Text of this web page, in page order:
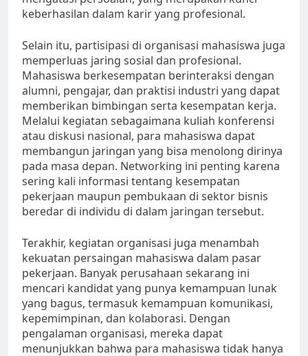
keberhasilan dalam karir yang profesional.
Selain itu, partisipasi di organisasi mahasiswa juga
memperluas jaring sosial dan profesional.
Mahasiswa berkesempatan berinteraksi dengan
alumni, pengajar, dan praktisi industri yang dapat
memberikan bimbingan serta kesempatan kerja.
Melalui kegiatan sebagaimana kuliah konferensi
atau diskusi nasional, para mahasiswa dapat
membangun jaringan yang bisa menolong dirinya
pada masa depan. Networking ini penting karena
sering kali informasi tentang kesempatan
pekerjaan maupun pembukaan di sektor bisnis
beredar di individu di dalam jaringan tersebut.
Terakhir, kegiatan organisasi juga menambah
kekuatan persaingan mahasiswa dalam pasar
pekerjaan. Banyak perusahaan sekarang ini
mencari kandidat yang punya kemampuan lunak
yang bagus, termasuk kemampuan komunikasi,
kepemimpinan, dan kolaborasi. Dengan
pengalaman organisasi, mereka dapat
menunjukkan bahwa para mahasiswa tidak hanya